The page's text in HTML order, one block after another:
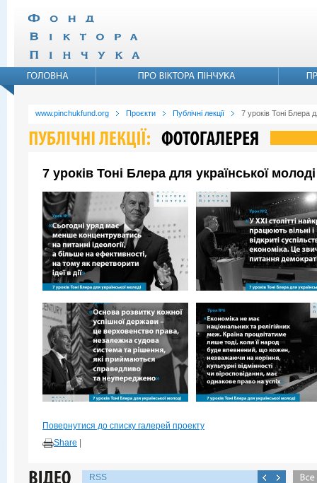
www.pinchukfund.org Проєкти Публічні лекції 7 уроків Тоні Блера
7 уроків Тоні Блера для української
Повернутися до списку галерей проекту
Share
RSS